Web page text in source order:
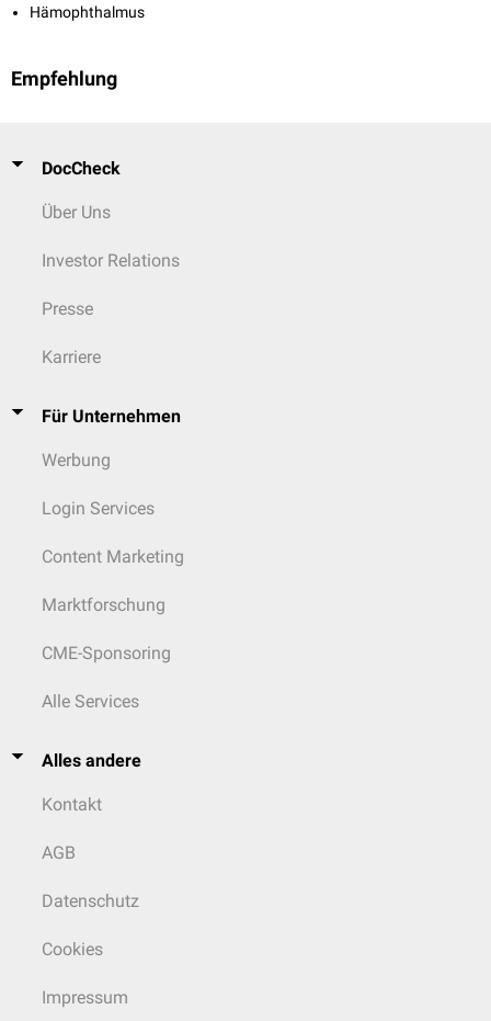
Hämophthalmus
Empfehlung
DocCheck
Über Uns
Investor Relations
Presse
Karriere
Für Unternehmen
Werbung
Login Services
Content Marketing
Marktforschung
CME-Sponsoring
Alle Services
Alles andere
Kontakt
AGB
Datenschutz
Cookies
Impressum